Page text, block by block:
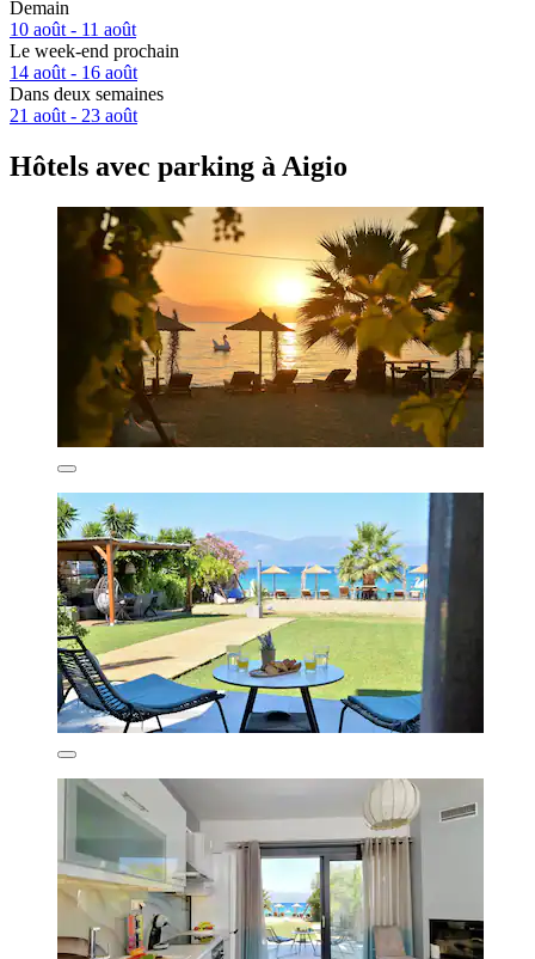
Demain
10 août - 11 août
Le week-end prochain
14 août - 16 août
Dans deux semaines
21 août - 23 août
Hôtels avec parking à Aigio